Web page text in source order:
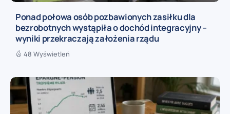
Ponad połowa osób pozbawionych zasiłku dla
bezrobotnych wystąpiła o dochód integracyjny –
wyniki przekraczają założenia rządu
48 Wyświetleń